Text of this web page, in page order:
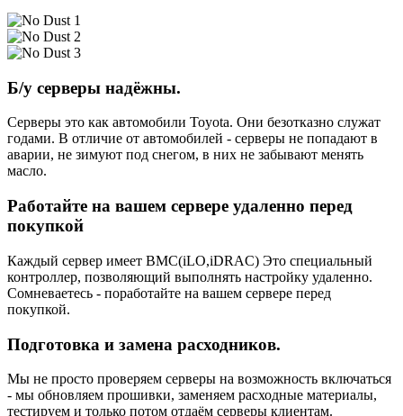
Б/у серверы надёжны.
Серверы это как автомобили Toyota. Они безотказно служат
годами. В отличие от автомобилей - серверы не попадают в
аварии, не зимуют под снегом, в них не забывают менять
масло.
Работайте на вашем сервере удаленно перед
покупкой
Каждый сервер имеет BMC(iLO,iDRAC) Это специальный
контроллер, позволяющий выполнять настройку удаленно.
Сомневаетесь - поработайте на вашем сервере перед
покупкой.
Подготовка и замена расходников.
Мы не просто проверяем серверы на возможность включаться
- мы обновляем прошивки, заменяем расходные материалы,
тестируем и только потом отдаём серверы клиентам.